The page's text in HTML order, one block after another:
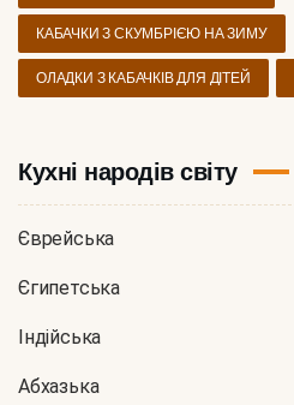
КАБАЧКИ З СКУМБРІЄЮ НА ЗИМУ
ОЛАДКИ З КАБАЧКІВ ДЛЯ ДІТЕЙ
Кухні народів світу
Єврейська
Єгипетська
Індійська
Абхазька